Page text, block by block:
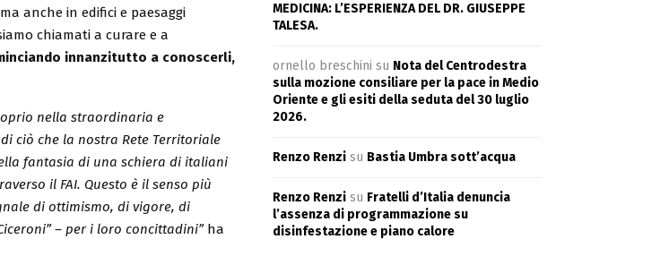
anche in edifici e paesaggi
chiamati a curare e a
innanzitutto a conoscerli,
nella straordinaria e
ciò che la nostra Rete Territoriale
fantasia di una schiera di italiani
il FAI. Questo è il senso più
di ottimismo, di vigore, di
– per i loro concittadini” ha
MEDICINA: L’ESPERIENZA DEL DR. GIUSEPPE
TALESA.
ornello breschini su Nota del Centrodestra
sulla mozione consiliare per la pace in Medio
Oriente e gli esiti della seduta del 30 luglio
2026.
Renzo Renzi su Bastia Umbra sott’acqua
Renzo Renzi su Fratelli d’Italia denuncia
l’assenza di programmazione su
disinfestazione e piano calore